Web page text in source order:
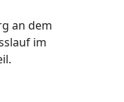
an dem
im